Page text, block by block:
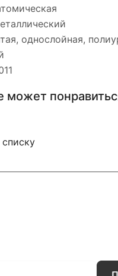
однослойная,
может